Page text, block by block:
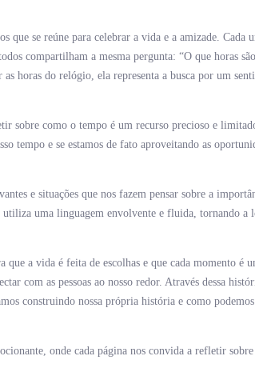
que se reúne para celebrar a vida e a amizade. Cada
compartilham a mesma pergunta: “O que horas
horas do relógio, ela representa a busca por um
sobre como o tempo é um recurso precioso e
tempo e se estamos de fato aproveitando as
e situações que nos fazem pensar sobre a
utiliza uma linguagem envolvente e fluida, tornando a
que a vida é feita de escolhas e que cada momento é
com as pessoas ao nosso redor. Através dessa
construindo nossa própria história e como
onde cada página nos convida a refletir